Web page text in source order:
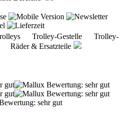
Trolley-Gestelle Trolley-
& Ersatzteile